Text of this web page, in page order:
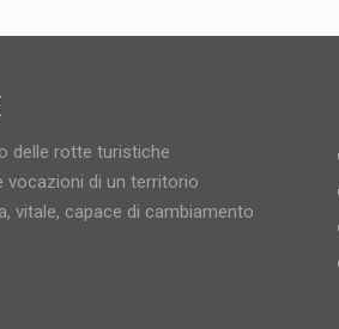
delle rotte turistiche
vocazioni di un territorio
vitale, capace di cambiamento